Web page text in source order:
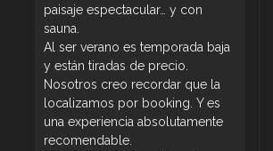
paisaje espectacular… y con
sauna.
Al ser verano es temporada baja
y están tiradas de precio.
Nosotros creo recordar que la
localizamos por booking. Y es
una experiencia absolutamente
recomendable.